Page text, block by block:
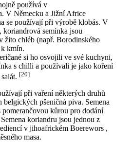
používá v
V Německu a Jižní Africe
se používají při výrobě klobás. V
koriandrová semínka jsou
žito chléb (např. Borodinského
kmín.
si ho osvojili ve své kuchyni,
s chilli a používali je jako koření
[20]
při vaření některých druhů
belgických pšeničná piva. Semena
kůrou pro dodání
koriandru jsou jednou z
v jihoafrickém Boerewors ,
masa.